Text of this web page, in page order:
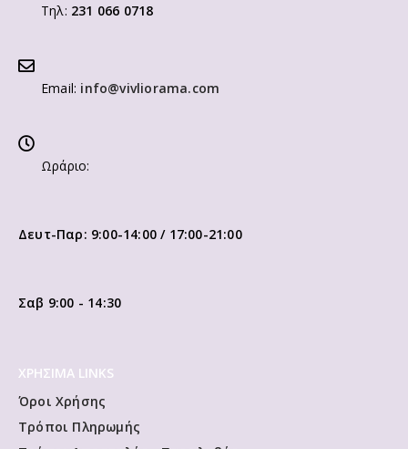
Τηλ: 231 066 0718
Email: info@vivliorama.com
Ωράριο:
Δευτ-Παρ: 9:00-14:00 / 17:00-21:00
Σαβ 9:00 - 14:30
ΧΡΗΣΙΜΑ LINKS
Όροι Χρήσης
Τρόποι Πληρωμής